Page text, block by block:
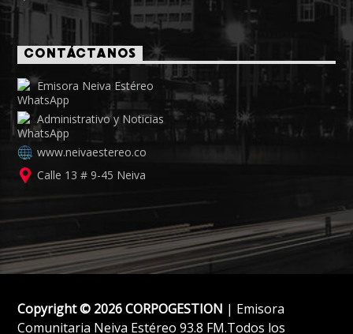
CONTÁCTANOS
Emisora Neiva Estéreo
Administrativo y Noticias
www.neivaestereo.co
Calle 13 # 9-45 Neiva
Copyright © 2026 CORPOGESTION | Emisora
Comunitaria Neiva Estéreo 93.8 FM.Todos los